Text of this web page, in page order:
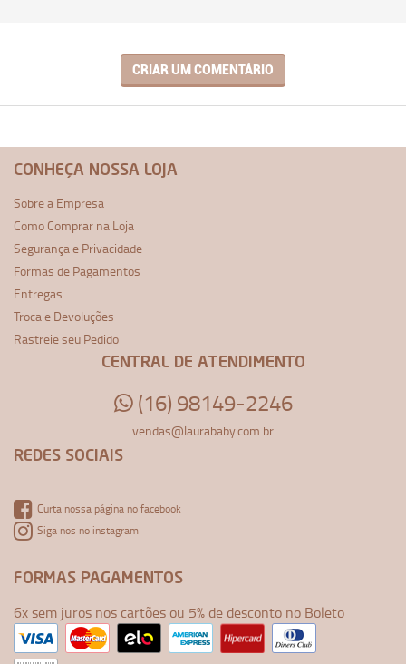
CRIAR UM COMENTÁRIO
CONHEÇA NOSSA LOJA
Sobre a Empresa
Como Comprar na Loja
Segurança e Privacidade
Formas de Pagamentos
Entregas
Troca e Devoluções
Rastreie seu Pedido
CENTRAL DE ATENDIMENTO
(16) 98149-2246
vendas@laurababy.com.br
REDES SOCIAIS
Curta nossa página no facebook
Siga nos no instagram
FORMAS PAGAMENTOS
6x sem juros nos cartões ou 5% de desconto no Boleto